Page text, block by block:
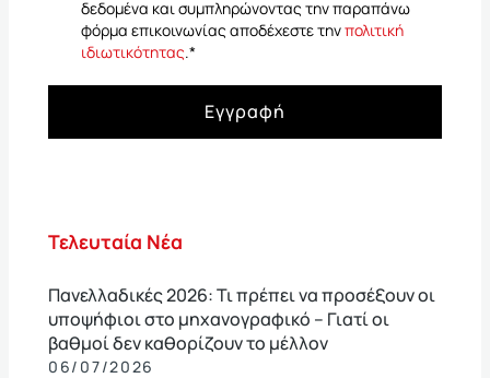
δεδομένα και συμπληρώνοντας την παραπάνω
φόρμα επικοινωνίας αποδέχεστε τηνπολιτική
ιδιωτικότητας.*
Εγγραφή
Τελευταία Νέα
Πανελλαδικές 2026: Τι πρέπει να προσέξουν οι
υποψήφιοι στο μηχανογραφικό – Γιατί οι
βαθμοί δεν καθορίζουν το μέλλον
06/07/2026